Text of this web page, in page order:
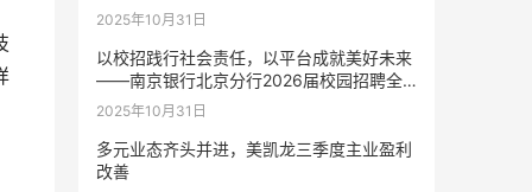
2025年10月31日
以校招践行社会责任，以平台成就美好未来
——南京银行北京分行2026届校园招聘全
面启动
2025年10月31日
多元业态齐头并进，美凯龙三季度主业盈利
改善